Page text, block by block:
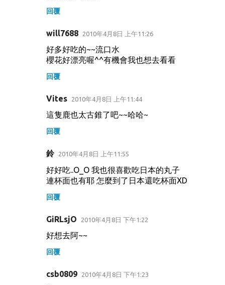
回覆
will7688 2010年4月8日 上午11:26
好多好吃的~~流口水
櫻花好漂亮喔^^有機會我也想去看看
回覆
Vites 2010年4月8日 上午11:44
這隻鹿也太古錐了吧~~哈哈~
回覆
鈴 2010年4月8日 上午11:55
好好吃..O_O 我也很喜歡吃日本的丸子
連杯面也有耶 怎麼到了日本還吃杯面XD
回覆
GiRLsjO 2010年4月8日 下午1:22
好想去阿~~
回覆
csb0809 2010年4月8日 下午1:23